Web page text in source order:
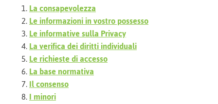
La consapevolezza
Le informazioni in vostro possesso
Le informative sulla Privacy
La verifica dei diritti individuali
Le richieste di accesso
La base normativa
Il consenso
I minori